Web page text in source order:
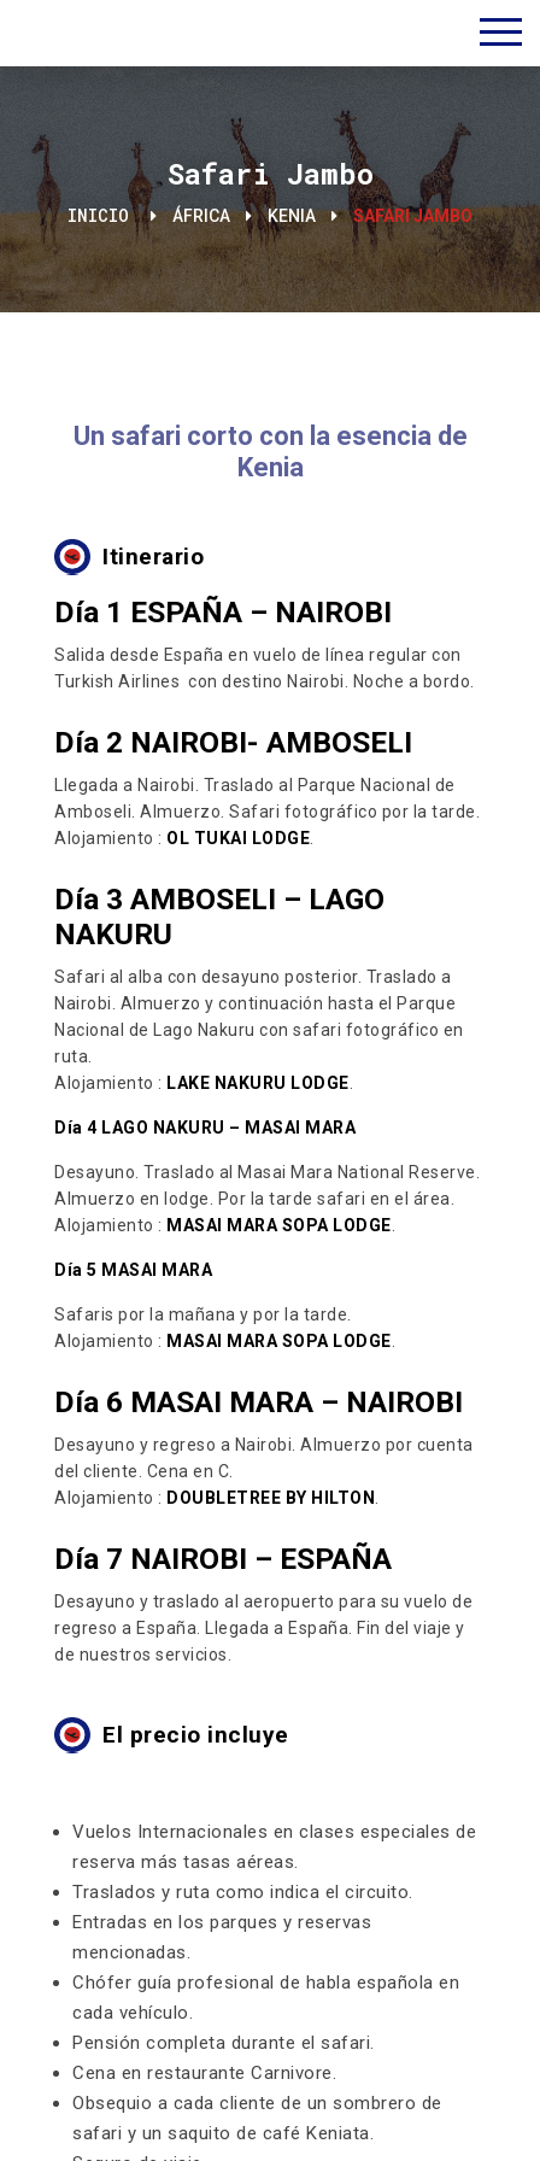
Safari Jambo
INICIO ÁFRICA KENIA SAFARI JAMBO
Un safari corto con la esencia de
Kenia
Itinerario
Día 1 ESPAÑA – NAIROBI
Salida desde España en vuelo de línea regular con
Turkish Airlines con destino Nairobi. Noche a bordo.
Día 2 NAIROBI- AMBOSELI
Llegada a Nairobi. Traslado al Parque Nacional de
Amboseli. Almuerzo. Safari fotográfico por la tarde.
Alojamiento : OL TUKAI LODGE
Día 3 AMBOSELI – LAGO
NAKURU
Safari al alba con desayuno posterior. Traslado a
Nairobi. Almuerzo y continuación hasta el Parque
Nacional de Lago Nakuru con safari fotográfico en
ruta.
Alojamiento : LAKE NAKURU LODGE
Día 4 LAGO NAKURU – MASAI MARA
Desayuno. Traslado al Masai Mara National Reserve.
Almuerzo en lodge. Por la tarde safari en el área.
Alojamiento : MASAI MARA SOPA LODGE
Día 5 MASAI MARA
Safaris por la mañana y por la tarde.
Alojamiento : MASAI MARA SOPA LODGE
Día 6 MASAI MARA – NAIROBI
Desayuno y regreso a Nairobi. Almuerzo por cuenta
del cliente. Cena en C.
Alojamiento : DOUBLETREE BY HILTON
Día 7 NAIROBI – ESPAÑA
Desayuno y traslado al aeropuerto para su vuelo de
regreso a España. Llegada a España. Fin del viaje y
de nuestros servicios.
El precio incluye
Vuelos Internacionales en clases especiales de
reserva más tasas aéreas.
Traslados y ruta como indica el circuito.
Entradas en los parques y reservas
mencionadas.
Chófer guía profesional de habla española en
cada vehículo.
Pensión completa durante el safari.
Cena en restaurante Carnivore.
Obsequio a cada cliente de un sombrero de
safari y un saquito de café Keniata.